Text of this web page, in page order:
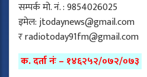
सम्पर्क मो. नं. : 9854026025
इमेल:jtodaynews@gmail.com
रradiotoday91fm@gmail.com
क. दर्ता नंः – १४६२५२/०७२/०७३